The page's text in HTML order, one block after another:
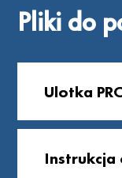
Pliki do
Ulotka
Instrukcja